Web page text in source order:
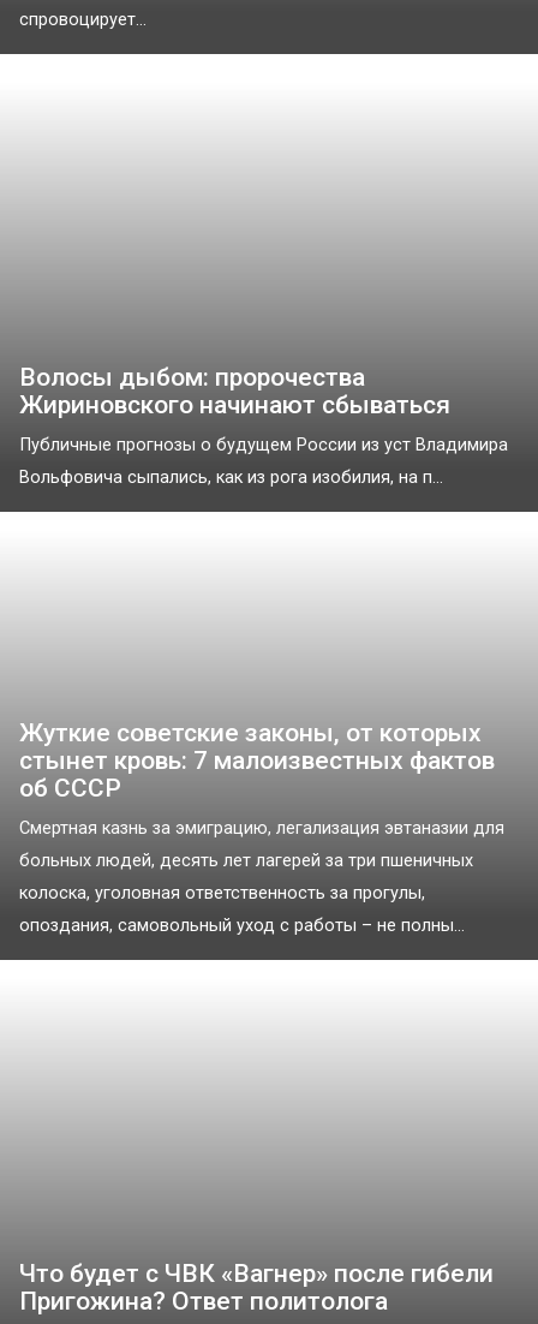
спровоцирует...
Волосы дыбом: пророчества
Жириновского начинают сбываться
Публичные прогнозы о будущем России из уст Владимира
Вольфовича сыпались, как из рога изобилия, на п...
Жуткие советские законы, от которых
стынет кровь: 7 малоизвестных фактов
об СССР
Смертная казнь за эмиграцию, легализация эвтаназии для
больных людей, десять лет лагерей за три пшеничных
колоска, уголовная ответственность за прогулы,
опоздания, самовольный уход с работы – не полны...
Что будет с ЧВК «Вагнер» после гибели
Пригожина? Ответ политолога